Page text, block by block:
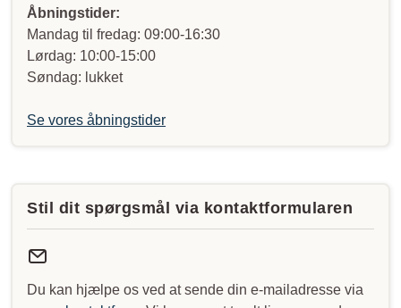
Åbningstider:
Mandag til fredag: 09:00-16:30
Lørdag: 10:00-15:00
Søndag: lukket
Se vores åbningstider
Stil dit spørgsmål via kontaktformularen
Du kan hjælpe os ved at sende din e-mailadresse via